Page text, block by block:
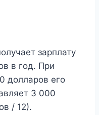
зарплату
в год. При
долларов его
3 000
/ 12).